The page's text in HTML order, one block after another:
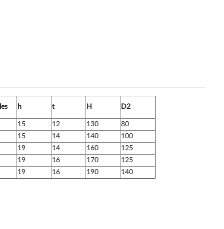
h t H D2
15 12 130
80
15
14 140
100
19
14 160
125
19
16 170
125
19
16 190 140